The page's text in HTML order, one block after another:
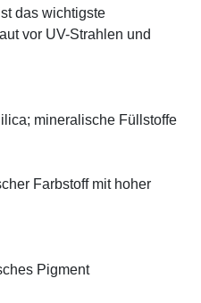
das wichtigste
vor UV-Strahlen und
mineralische Füllstoffe
Farbstoff mit hoher
Pigment